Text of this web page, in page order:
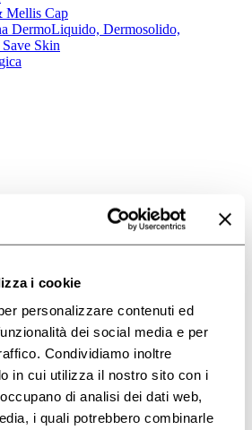
i cookie
personalizzare contenuti ed
dei social media e per
Condividiamo inoltre
in cui utilizza il nostro sito con i
di analisi dei dati web,
i quali potrebbero combinarle
Mellis Cap
DermoLiquido, Dermosolido,
Skin